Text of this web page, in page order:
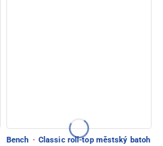
Bench · Classic roll-top městský batoh